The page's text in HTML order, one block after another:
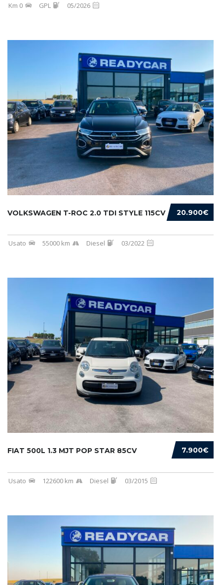
Km 0 GPL 05/2026
20.900€
VOLKSWAGEN T-ROC 2.0 TDI STYLE 115CV
Usato 55000 km Diesel 03/2022
7.900€
FIAT 500L 1.3 MJT POP STAR 85CV
Usato 122600 km Diesel 03/2015